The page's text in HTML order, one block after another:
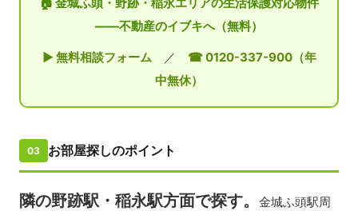
——不動産のイブキへ（無料）
▶ 無料相談フォーム ／ ☎ 0120-337-900（年
中無休）
03 お部屋探しのポイント
隣の野跡駅・稲永駅方面で探す。金城ふ頭駅周